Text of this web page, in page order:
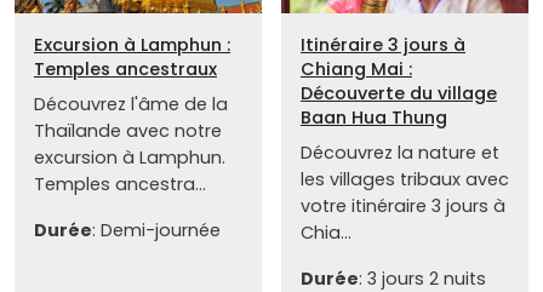
Excursion à Lamphun :
Temples ancestraux
Découvrez l'âme de la
Thaïlande avec notre
excursion à Lamphun.
Temples ancestra...
Durée: Demi-journée
Itinéraire 3 jours à
Chiang Mai :
Découverte du village
Baan Hua Thung
Découvrez la nature et
les villages tribaux avec
votre itinéraire 3 jours à
Chia...
Durée: 3 jours 2 nuits